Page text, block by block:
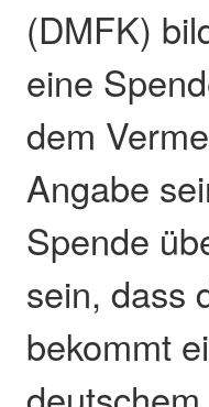
(DMFK)
eine
dem
Angabe
Spende
sein, dass
bekommt